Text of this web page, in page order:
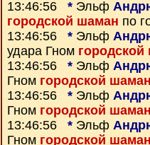
13:46:56 * Эльф
городской шаман по
13:46:56 * Эльф
удара Гном
13:46:56 * Эльф
Гном городской шаман
13:46:56 * Эльф
Гном городской шаман
13:46:56 * Эльф
Гном городской